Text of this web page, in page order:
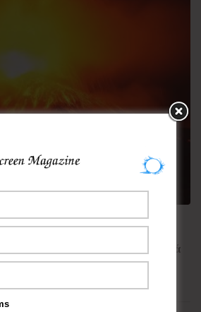
η δραστηριότητα του ηφαιστείου
απομακρύνθηκαν προληπτικά